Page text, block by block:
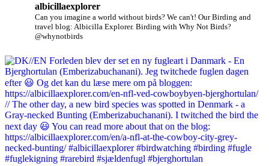
albicillaexplorer
Can you imagine a world without birds? We can't! Our Birding and
travel blog: Albicilla Explorer. Birding with Why Not Birds?
@whynotbirds